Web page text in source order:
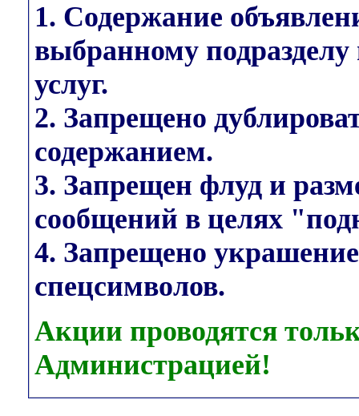
1. Содержание
выбранному
услуг.
2. Запрещено
содержанием.
3. Запрещен флуд и
сообщений в целях
4. Запрещено
спецсимволов.
Акции проводятся
Администрацией!